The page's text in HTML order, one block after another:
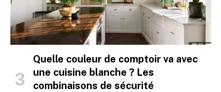
Quelle couleur de comptoir va avec
une cuisine blanche ? Les
combinaisons de sécurité